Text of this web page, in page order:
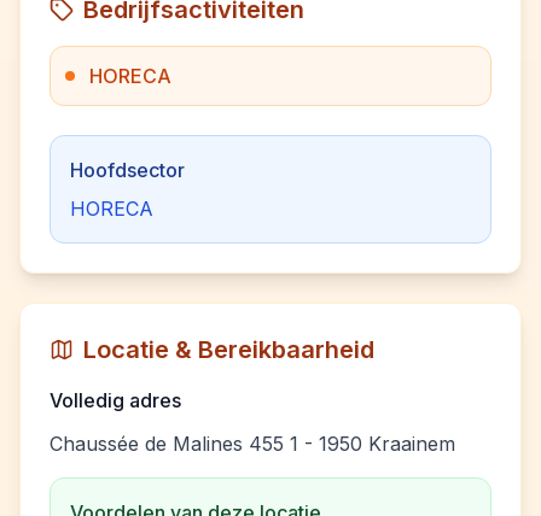
Bedrijfsactiviteiten
HORECA
Hoofdsector
HORECA
Locatie & Bereikbaarheid
Volledig adres
Chaussée de Malines 455 1 - 1950 Kraainem